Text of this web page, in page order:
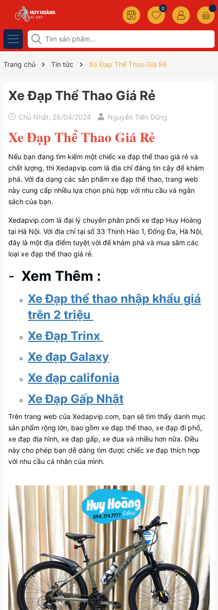
0
Trang chủ Tin tức Xe Đạp Thể Thao Giá Rẻ
Xe Đạp Thể Thao Giá Rẻ
Chủ Nhật, 28/04/2024 Nguyễn Tiến Dũng
Xe Đạp Thể Thao Giá Rẻ
Nếu bạn đang tìm kiếm một chiếc xe đạp thể thao giá rẻ và
chất lượng, thì Xedapvip.com là địa chỉ đáng tin cậy để khám
phá. Với đa dạng các sản phẩm xe đạp thể thao, trang web
này cung cấp nhiều lựa chọn phù hợp với nhu cầu và ngân
sách của bạn.
Xedapvip.com là đại lý chuyên phân phối xe đạp Huy Hoàng
tại Hà Nội. Với địa chỉ tại số 33 Thịnh Hào 1, Đống Đa, Hà Nội,
đây là một địa điểm tuyệt vời để khám phá và mua sắm các
loại xe đạp thể thao giá rẻ.
- Xem Thêm :
Xe Đạp thể thao nhập khẩu giá
trên 2 triệu
Xe Đạp Trinx
Xe đạp Galaxy
Xe đạp califonia
Xe Đạp Gấp Nhật
Trên trang web của Xedapvip.com, bạn sẽ tìm thấy danh mục
sản phẩm rộng lớn, bao gồm xe đạp thể thao, xe đạp đi phố,
xe đạp địa hình, xe đạp gấp, xe đua và nhiều hơn nữa. Điều
này cho phép bạn dễ dàng tìm được chiếc xe đạp thích hợp
với nhu cầu cá nhân của mình.